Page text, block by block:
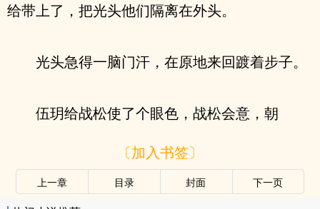
给带上了，把光头他们隔离在外头。
光头急得一脑门汗，在原地来回踱着步子。
伍玥给战松使了个眼色，战松会意，朝
〔加入书签〕
上一章 目录 封面 下一页